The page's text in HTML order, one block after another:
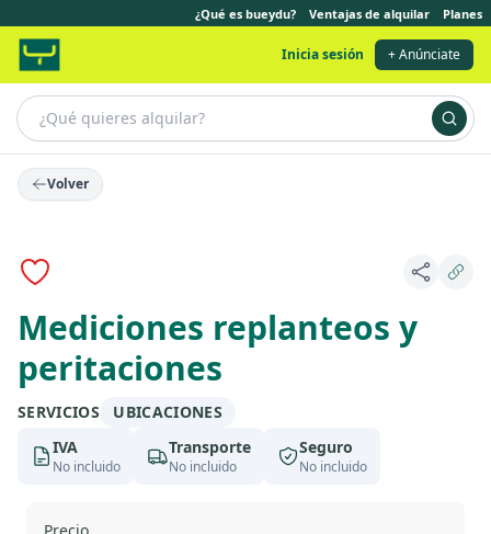
¿Qué es bueydu? Ventajas de alquilar Planes
Inicia sesión + Anúnciate
Volver
Mediciones replanteos y
peritaciones
SERVICIOS
UBICACIONES
IVA
No incluido
Transporte
No incluido
Seguro
No incluido